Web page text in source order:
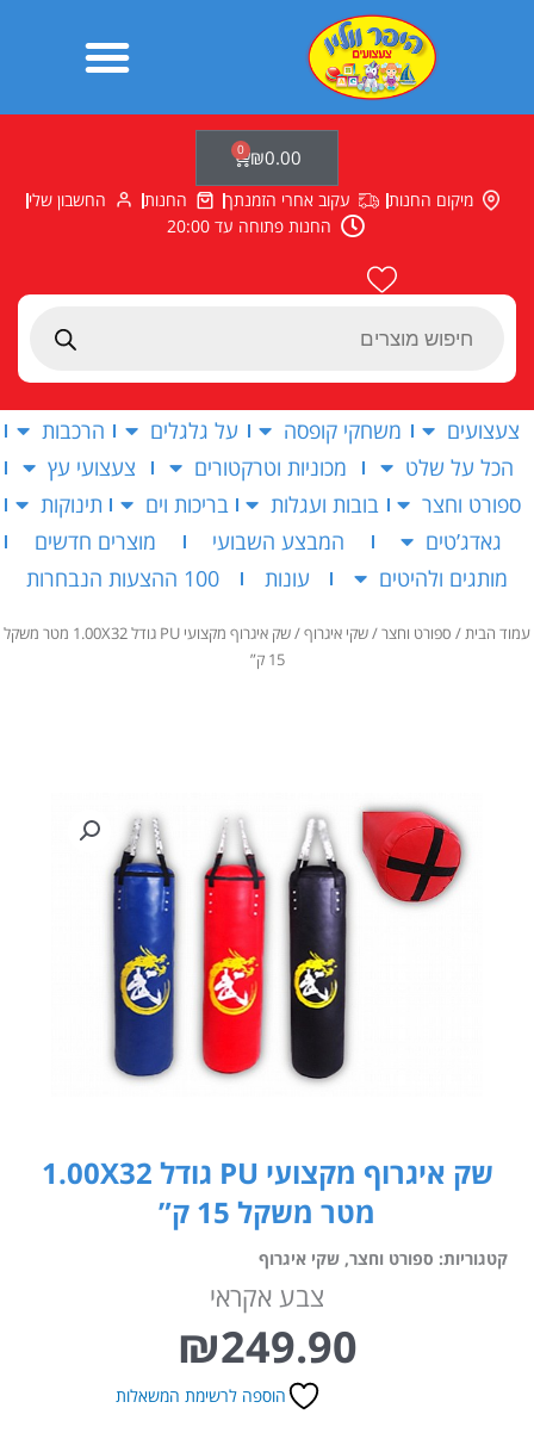
Products
₪0.00
0
עגלת
קניות
מיקום החנות עקוב אחרי הזמנתך החנות
החשבון שלי
החנות פתוחה עד 20:00
צעצועים משחקי קופסה על גלגלים
הרכבות
הכל על שלט
מכוניות וטרקטורים
צעצועי עץ
ספורט וחצר
בובות ועגלות בריכות וים
תינוקות
גאדג’טים
המבצע השבועי
מוצרים חדשים
מותגים ולהיטים
עונות 100 ההצעות הנבחרות
עמוד הבית/ ספורט וחצר/שקי איגרוף
/ שק איגרוף מקצועי PU גודל 1.00X32 מטר משקל
15 ק”
שק איגרוף מקצועי PU גודל 1.00X32
מטר משקל 15 ק”
קטגוריות: ספורט וחצר,שקי איגרוף
צבע אקראי
₪249.90
הוספה לרשימת המשאלות